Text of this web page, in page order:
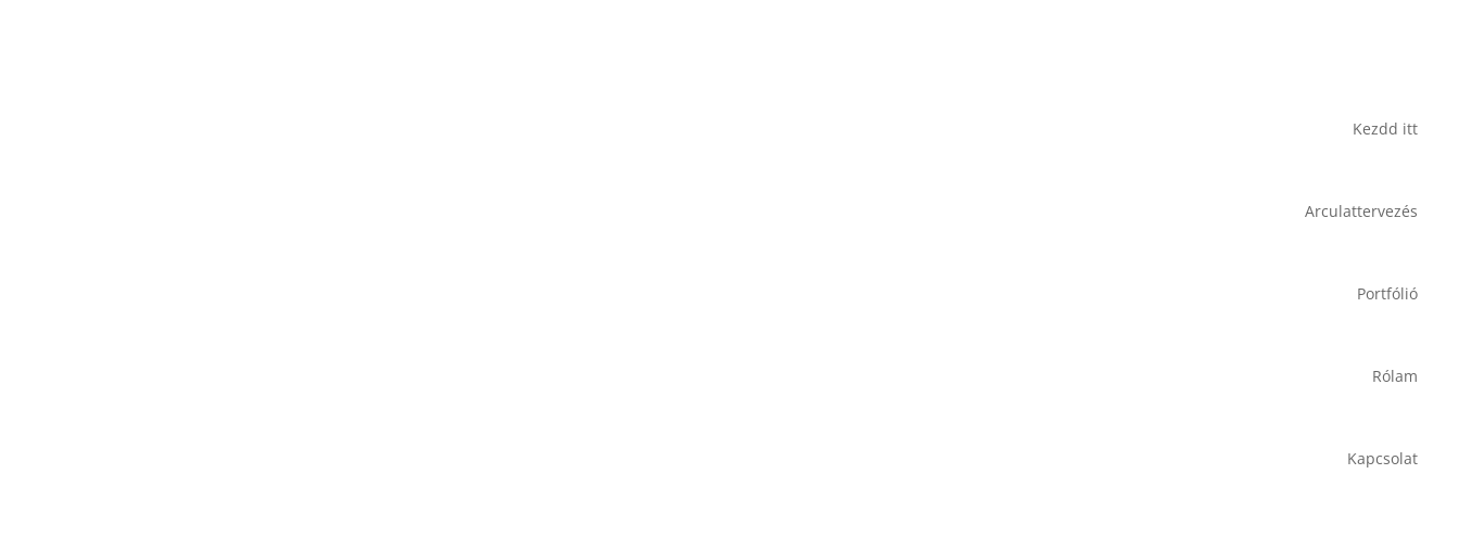
Kezdd itt
Arculattervezés
Portfólió
Rólam
Kapcsolat